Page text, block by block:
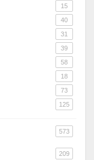
15
40
31
39
58
18
73
125
573
209